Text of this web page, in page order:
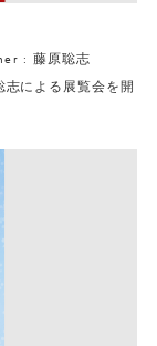
: 藤原聡志
による展覧会を開